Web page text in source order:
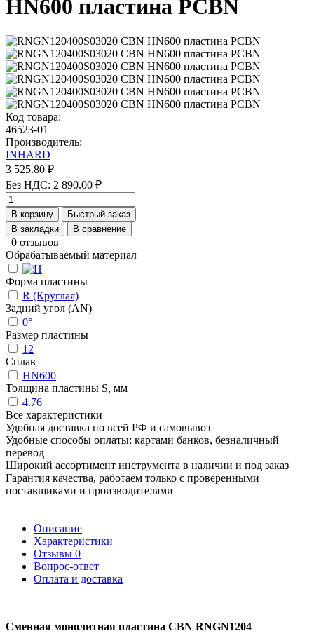
HN600 пластина PCBN
Код товара:
46523-01
Производитель:
INHARD
3 525.80 ₽
Без НДС: 2 890.00 ₽
В корзину
Быстрый заказ
В закладки
В сравнение
0 отзывов
Обрабатываемый материал
Форма пластины
R (Круглая)
Задний угол (AN)
0°
Размер пластины
12
Сплав
HN600
Толщина пластины S, мм
4.76
Все характеристики
Удобная доставка по всей РФ и самовывоз
Удобные способы оплаты: картами банков, безналичный
перевод
Широкий ассортимент инструмента в наличии и под заказ
Гарантия качества, работаем только с проверенными
поставщиками и производителями
Описание
Характеристики
Отзывы 0
Вопрос-ответ
Оплата и доставка
Сменная монолитная пластина CBN RNGN1204